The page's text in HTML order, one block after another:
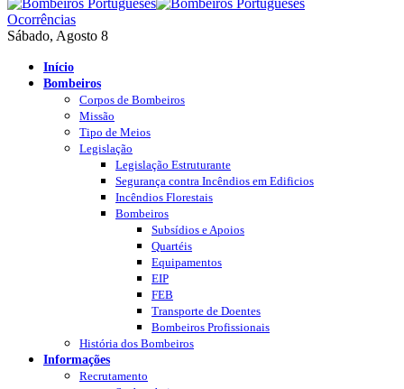
Ocorrências
Sábado, Agosto 8
Início
Bombeiros
Corpos de Bombeiros
Missão
Tipo de Meios
Legislação
Legislação Estruturante
Segurança contra Incêndios em Edificios
Incêndios Florestais
Bombeiros
Subsídios e Apoios
Quartéis
Equipamentos
EIP
FEB
Transporte de Doentes
Bombeiros Profissionais
História dos Bombeiros
Informações
Recrutamento